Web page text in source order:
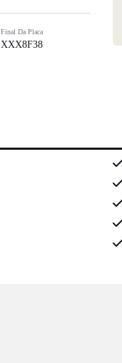
Final Da Placa
XXX8F38